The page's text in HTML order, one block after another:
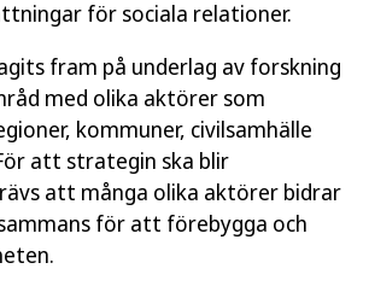
för sociala relationer.
fram på underlag av forskning
med olika aktörer som
kommuner, civilsamhälle
att strategin ska blir
att många olika aktörer bidrar
för att förebygga och